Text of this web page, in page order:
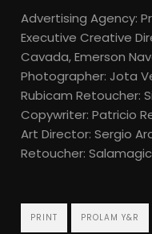
Advertising Agency:
Executive Creative
Cavada, Emerson
Photographer: Jota
Rubicam Retoucher:
Copywriter: Patricio
Art Director: Sergio
Retoucher:
PRINT PROLAM Y&R